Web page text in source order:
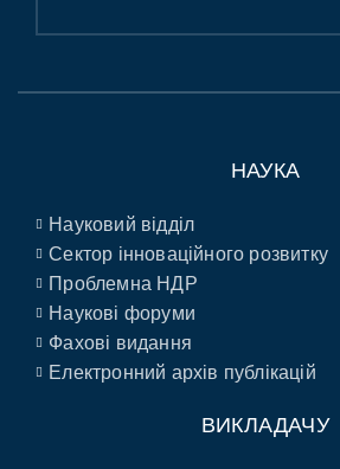
НАУКА
Науковий відділ
Сектор інноваційного розвитку
Проблемна НДР
Наукові форуми
Фахові видання
Електронний архів публікацій
ВИКЛАДАЧУ